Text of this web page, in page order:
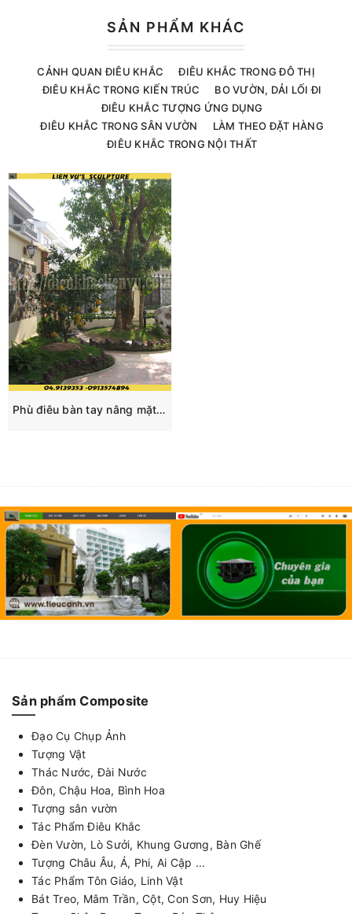
SẢN PHẨM KHÁC
CẢNH QUAN ĐIÊU KHẮC
ĐIÊU KHẮC TRONG ĐÔ THỊ
ĐIÊU KHẮC TRONG KIẾN TRÚC
BO VƯỜN, DẢI LỐI ĐI
ĐIÊU KHẮC TƯỢNG ỨNG DỤNG
ĐIÊU KHẮC TRONG SÂN VƯỜN
LÀM THEO ĐẶT HÀNG
ĐIÊU KHẮC TRONG NỘI THẤT
Phù điêu bàn tay nâng mặt trời trang trí sân vườn
Sản phẩm Composite
Đạo Cụ Chụp Ảnh
Tượng Vật
Thác Nước, Đài Nước
Đôn, Chậu Hoa, Bình Hoa
Tượng sân vườn
Tác Phẩm Điêu Khắc
Đèn Vườn, Lò Sưởi, Khung Gương, Bàn Ghế
Tượng Châu Âu, Á, Phi, Ai Cập ...
Tác Phẩm Tôn Giáo, Linh Vật
Bát Treo, Mâm Trần, Cột, Con Sơn, Huy Hiệu